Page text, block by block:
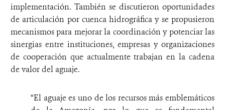
implementación. También se discutieron oportunidades
de articulación por cuenca hidrográfica y se propusieron
mecanismos para mejorar la coordinación y potenciar las
sinergias entre instituciones, empresas y organizaciones
de cooperación que actualmente trabajan en la cadena
de valor del aguaje.
“El aguaje es uno de los recursos más emblemáticos